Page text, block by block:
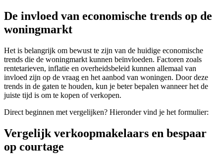
De invloed van economische trends op de
woningmarkt
Het is belangrijk om bewust te zijn van de huidige economische
trends die de woningmarkt kunnen beïnvloeden. Factoren zoals
rentetarieven, inflatie en overheidsbeleid kunnen allemaal van
invloed zijn op de vraag en het aanbod van woningen. Door deze
trends in de gaten te houden, kun je beter bepalen wanneer het de
juiste tijd is om te kopen of verkopen.
Direct beginnen met vergelijken? Hieronder vind je het formulier:
Vergelijk verkoopmakelaars en bespaar
op courtage